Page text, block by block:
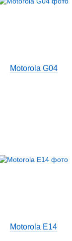
Motorola G04
Motorola E14